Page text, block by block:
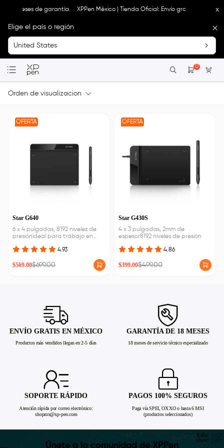
18 meses de garantía. XPPen México | Tienda Oficial: Envío gratis, x
Elige el país o región
United States
0
Orden de visualizacion
OFERTA
Star G640
6 x 4 pulgadas, 8192 niveles de
presiónideal para trabajo en
4.93
$569.00$699.00
OFERTA
Star G430S
4 x 3 pulgadas, 2mm de
espesor8192 niveles de presión
4.86
$399.00$499.00
ENVÍO GRATIS EN MÉXICO
Productos más vendidos llegan en 2-5 días
GARANTÍA DE 18 MESES
18 meses de servicio técnico especializado
SOPORTE RÁPIDO
Atención rápida por correo electrónico:
shopmx@xp-pen.com
PAGOS 100% SEGUROS
Paga vía SPEI, OXXO o hasta 6 MSI
(productos seleccionados)
Únete a la comunidad de XPPen